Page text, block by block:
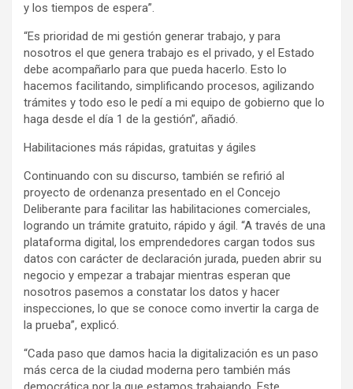
y los tiempos de espera”.
“Es prioridad de mi gestión generar trabajo, y para
nosotros el que genera trabajo es el privado, y el Estado
debe acompañarlo para que pueda hacerlo. Esto lo
hacemos facilitando, simplificando procesos, agilizando
trámites y todo eso le pedí a mi equipo de gobierno que lo
haga desde el día 1 de la gestión”, añadió.
Habilitaciones más rápidas, gratuitas y ágiles
Continuando con su discurso, también se refirió al
proyecto de ordenanza presentado en el Concejo
Deliberante para facilitar las habilitaciones comerciales,
logrando un trámite gratuito, rápido y ágil. “A través de una
plataforma digital, los emprendedores cargan todos sus
datos con carácter de declaración jurada, pueden abrir su
negocio y empezar a trabajar mientras esperan que
nosotros pasemos a constatar los datos y hacer
inspecciones, lo que se conoce como invertir la carga de
la prueba”, explicó.
“Cada paso que damos hacia la digitalización es un paso
más cerca de la ciudad moderna pero también más